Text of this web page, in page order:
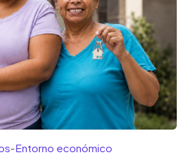
-Entorno económico